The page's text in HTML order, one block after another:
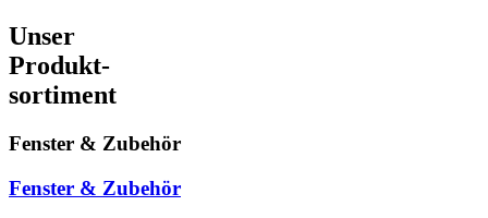
Unser
Produkt-
sortiment
Fenster & Zubehör
Fenster & Zubehör